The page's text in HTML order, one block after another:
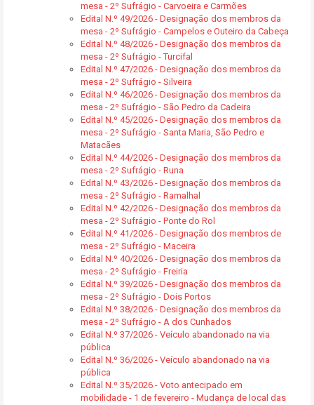
mesa - 2º Sufrágio - Carvoeira e Carmões
Edital N.º 49/2026 - Designação dos membros da
mesa - 2º Sufrágio - Campelos e Outeiro da Cabeça
Edital N.º 48/2026 - Designação dos membros da
mesa - 2º Sufrágio - Turcifal
Edital N.º 47/2026 - Designação dos membros da
mesa - 2º Sufrágio - Silveira
Edital N.º 46/2026 - Designação dos membros da
mesa - 2º Sufrágio - São Pedro da Cadeira
Edital N.º 45/2026 - Designação dos membros da
mesa - 2º Sufrágio - Santa Maria, São Pedro e
Matacães
Edital N.º 44/2026 - Designação dos membros da
mesa - 2º Sufrágio - Runa
Edital N.º 43/2026 - Designação dos membros da
mesa - 2º Sufrágio - Ramalhal
Edital N.º 42/2026 - Designação dos membros da
mesa - 2º Sufrágio - Ponte do Rol
Edital N.º 41/2026 - Designação dos membros de
mesa - 2º Sufrágio - Maceira
Edital N.º 40/2026 - Designação dos membros da
mesa - 2º Sufrágio - Freiria
Edital N.º 39/2026 - Designação dos membros da
mesa - 2º Sufrágio - Dois Portos
Edital N.º 38/2026 - Designação dos membros da
mesa - 2º Sufrágio - A dos Cunhados
Edital N.º 37/2026 - Veículo abandonado na via
pública
Edital N.º 36/2026 - Veículo abandonado na via
pública
Edital N.º 35/2026 - Voto antecipado em
mobilidade - 1 de fevereiro - Mudança de local das